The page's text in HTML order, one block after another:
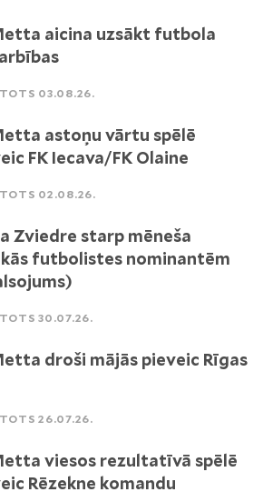
aicina uzsākt futbola
03.08.26.
astoņu vārtu spēlē
FK Iecava/FK Olaine
02.08.26.
Zviedre starp mēneša
futbolistes nominantēm
30.07.26.
droši mājās pieveic Rīgas
26.07.26.
viesos rezultatīvā spēlē
Rēzekne komandu